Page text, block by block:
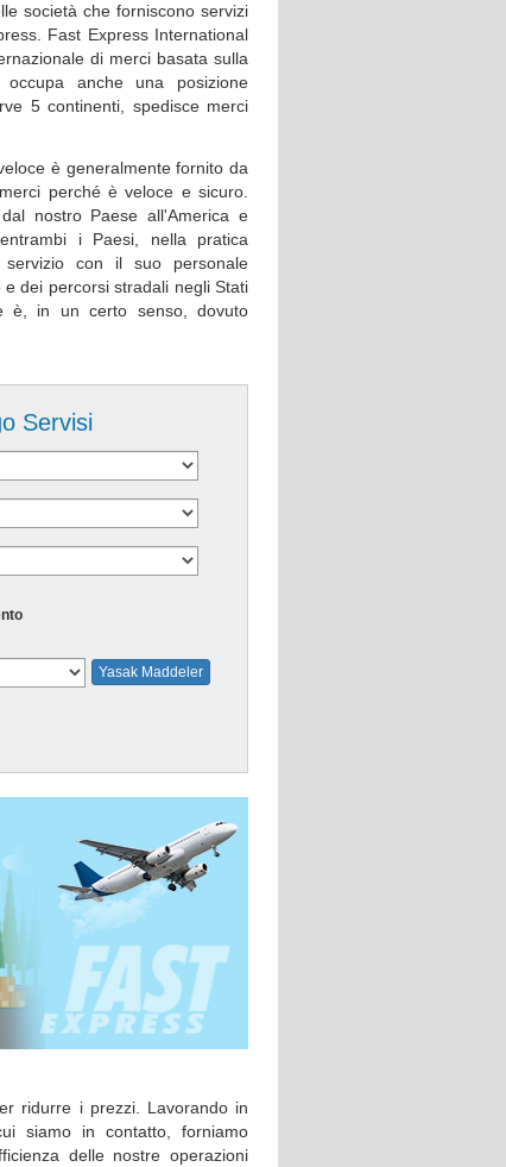
Servisi
Yasak Maddeler
società che forniscono servizi
Fast Express International
di merci basata sulla
anche una posizione
5 continenti, spedisce merci
è generalmente fornito da
perché è veloce e sicuro.
nostro Paese all'America e
i Paesi, nella pratica
con il suo personale
dei percorsi stradali negli Stati
è, in un certo senso, dovuto
ridurre i prezzi. Lavorando in
siamo in contatto, forniamo
delle nostre operazioni